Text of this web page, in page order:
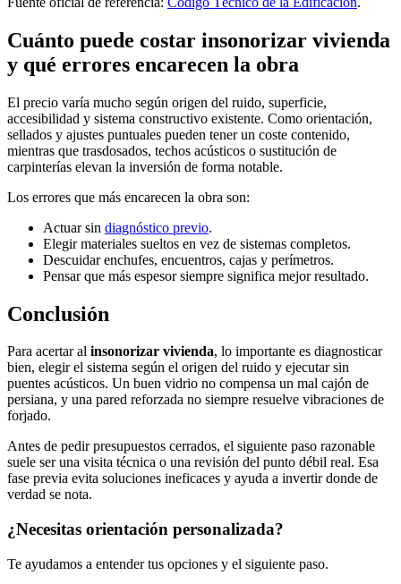
Cuánto puede costar insonorizar vivienda
y qué errores encarecen la obra
El precio varía mucho según origen del ruido, superficie,
accesibilidad y sistema constructivo existente. Como orientación,
sellados y ajustes puntuales pueden tener un coste contenido,
mientras que trasdosados, techos acústicos o sustitución de
carpinterías elevan la inversión de forma notable.
Los errores que más encarecen la obra son:
Actuar sin diagnóstico previo.
Elegir materiales sueltos en vez de sistemas completos.
Descuidar enchufes, encuentros, cajas y perímetros.
Pensar que más espesor siempre significa mejor resultado.
Conclusión
Para acertar al insonorizar vivienda, lo importante es diagnosticar
bien, elegir el sistema según el origen del ruido y ejecutar sin
puentes acústicos. Un buen vidrio no compensa un mal cajón de
persiana, y una pared reforzada no siempre resuelve vibraciones de
forjado.
Antes de pedir presupuestos cerrados, el siguiente paso razonable
suele ser una visita técnica o una revisión del punto débil real. Esa
fase previa evita soluciones ineficaces y ayuda a invertir donde de
verdad se nota.
¿Necesitas orientación personalizada?
Te ayudamos a entender tus opciones y el siguiente paso.